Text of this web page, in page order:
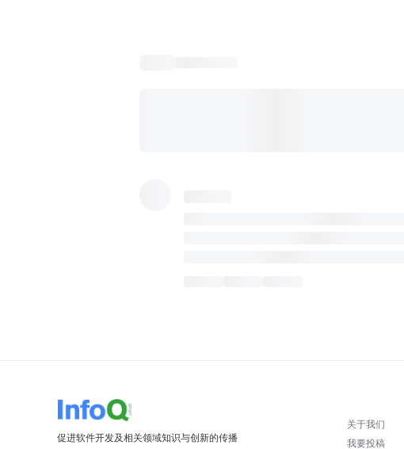
促进软件开发及相关领域知识与创新的传播
关于我们
我要投稿